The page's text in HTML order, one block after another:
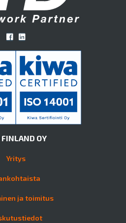
FINLAND OY
Yritys
ja toimitus